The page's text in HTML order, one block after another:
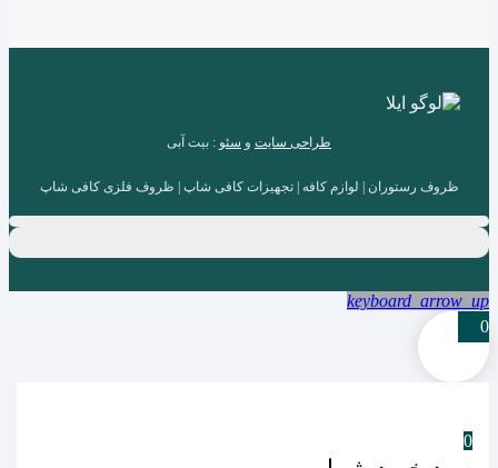
طراحی سایت و سئو : بیت آبی
ظروف رستوران | لوازم کافه | تجهیزات کافی شاپ | ظروف فلزی کافی شاپ
keyboard_arrow_up
0
0